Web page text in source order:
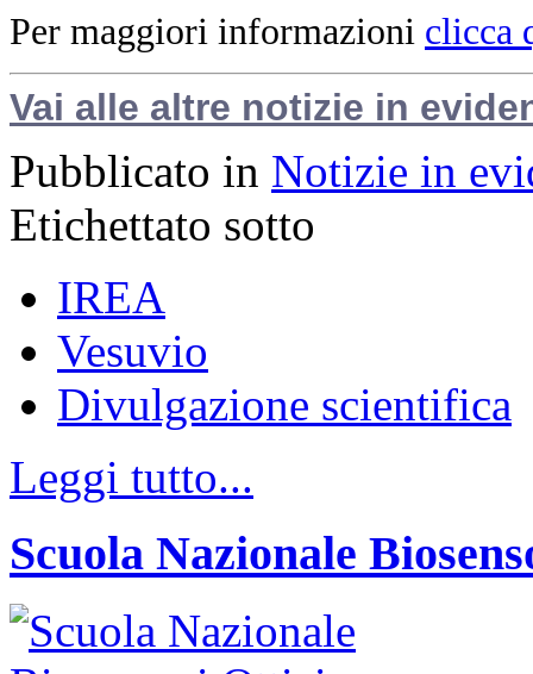
Per maggiori informazioni clicca
Vai alle altre notizie in
Pubblicato in Notizie in
Etichettato sotto
IREA
Vesuvio
Divulgazione scientifica
Leggi tutto...
Scuola Nazionale